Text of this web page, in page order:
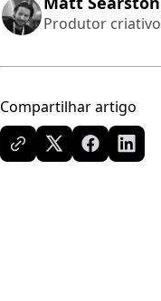
Produtor criativo
Compartilhar artigo